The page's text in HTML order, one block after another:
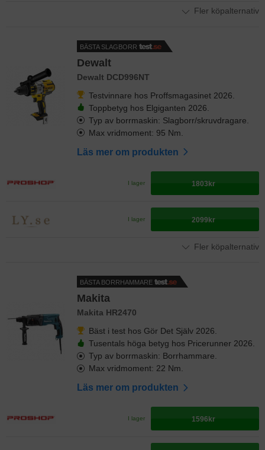
Fler köpalternativ
BÄSTA SLAGBORR
Dewalt
Dewalt DCD996NT
Testvinnare hos Proffsmagasinet 2026.
Toppbetyg hos Elgiganten 2026.
Typ av borrmaskin: Slagborr/skruvdragare.
Max vridmoment: 95 Nm.
Läs mer om produkten
I lager 1803kr
I lager 2099kr
Fler köpalternativ
BÄSTA BORRHAMMARE
Makita
Makita HR2470
Bäst i test hos Gör Det Själv 2026.
Tusentals höga betyg hos Pricerunner 2026.
Typ av borrmaskin: Borrhammare.
Max vridmoment: 22 Nm.
Läs mer om produkten
I lager 1596kr